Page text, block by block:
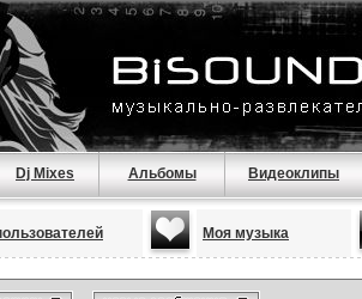
Dj Mixes Альбомы Видеоклипы
Моя музыка